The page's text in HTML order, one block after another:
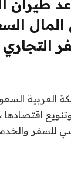
طيران
العربية
للسفر